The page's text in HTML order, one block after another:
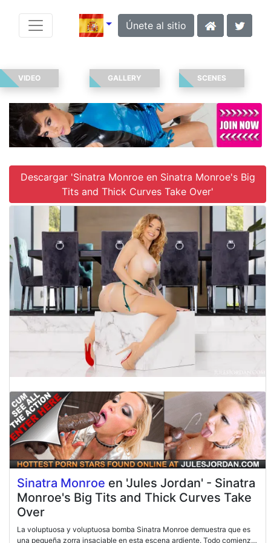
Únete al sitio
VIDEO GALLERY SCENES
Descargar 'Sinatra Monroe en Sinatra Monroe's Big
Tits and Thick Curves Take Over'
Sinatra Monroe en 'Jules Jordan' - Sinatra
Monroe's Big Tits and Thick Curves Take
Over
La voluptuosa y voluptuosa bomba Sinatra Monroe demuestra que es
una pequeña zorra insaciable en esta escena ardiente. Todo comienza